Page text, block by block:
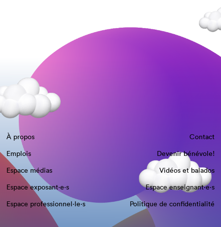
À propos
Contact
Emplois
Devenir bénévole!
Espace médias
Vidéos et balados
Espace exposant·e⋅s
Espace enseignant·e⋅s
Espace professionnel·le⋅s
Politique de confidentialité